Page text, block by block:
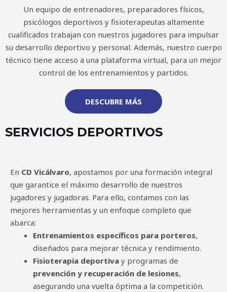
Un equipo de entrenadores, preparadores físicos,
psicólogos deportivos y fisioterapeutas altamente
cualificados trabajan con nuestros jugadores para impulsar
su desarrollo deportivo y personal. Además, nuestro cuerpo
técnico tiene acceso a una plataforma virtual, para un mejor
control de los entrenamientos y partidos.
DESCUBRE MÁS
SERVICIOS DEPORTIVOS
En CD Vicálvaro, apostamos por una formación integral
que garantice el máximo desarrollo de nuestros
jugadores y jugadoras. Para ello, contamos con las
mejores herramientas y un enfoque completo que
abarca:
Entrenamientos específicos para porteros,
diseñados para mejorar técnica y rendimiento.
Fisioterapia deportiva y programas de
prevención y recuperación de lesiones,
asegurando una vuelta óptima a la competición.